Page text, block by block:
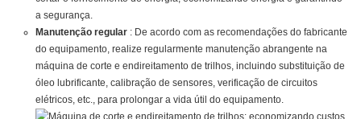
a segurança.
Manutenção regular: De acordo com as recomendações do fabricante
do equipamento, realize regularmente manutenção abrangente na
máquina de corte e endireitamento de trilhos, incluindo substituição de
óleo lubrificante, calibração de sensores, verificação de circuitos
elétricos, etc., para prolongar a vida útil do equipamento.